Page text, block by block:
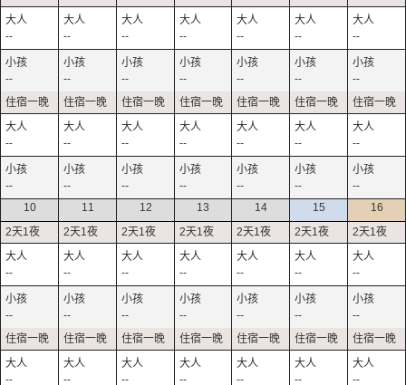
--
--
--
--
--
--
--
--
--
--
--
--
--
--
--
--
--
--
--
--
--
--
--
--
--
--
--
--
10
--
--
--
11
--
--
--
12
--
--
--
13
--
--
--
14
--
--
--
15
--
--
--
16
--
--
--